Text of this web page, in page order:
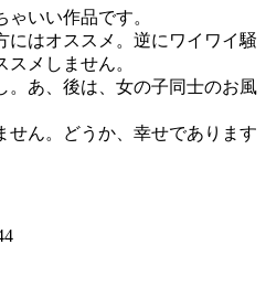
いい作品です。
にはオススメ。逆にワイワイ騒
メしません。
。あ、後は、女の子同士のお風
せん。どうか、幸せであります